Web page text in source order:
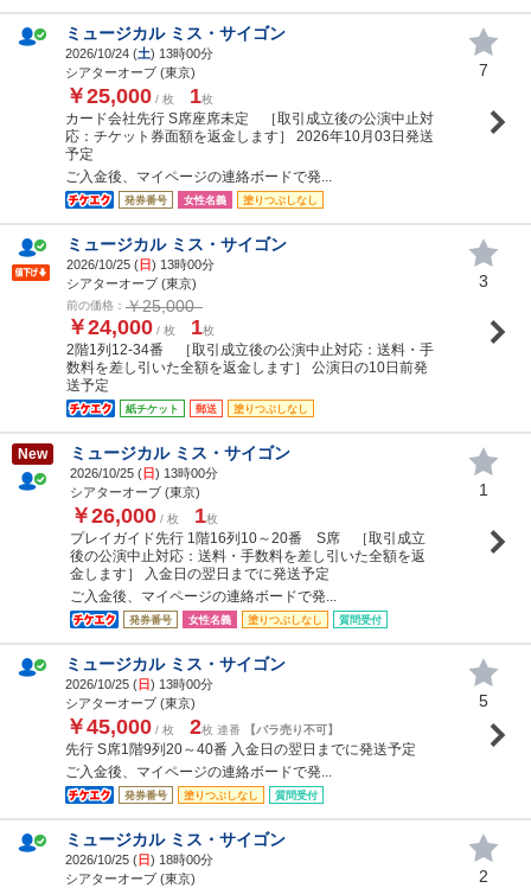
ミュージカル ミス・サイゴン
2026/10/24 (土) 13時00分
シアターオーブ (東京)
￥25,000 / 枚 1枚
カード会社先行 S席座席未定 ［取引成立後の公演中止対
応：チケット券面額を返金します］ 2026年10月03日発送
予定
ご入金後、マイページの連絡ボードで発...
発券番号 女性名義 塗りつぶしなし
7
ミュージカル ミス・サイゴン
2026/10/25 (日) 13時00分
シアターオーブ (東京)
前の価格： ￥25,000
￥24,000 / 枚 1枚
2階1列12-34番 ［取引成立後の公演中止対応：送料・手
数料を差し引いた全額を返金します］ 公演日の10日前発
送予定
紙チケット 郵送 塗りつぶしなし
3
New ミュージカル ミス・サイゴン
2026/10/25 (日) 13時00分
シアターオーブ (東京)
￥26,000 / 枚 1枚
プレイガイド先行 1階16列10～20番 S席 ［取引成立
後の公演中止対応：送料・手数料を差し引いた全額を返
金します］ 入金日の翌日までに発送予定
ご入金後、マイページの連絡ボードで発...
発券番号 女性名義 塗りつぶしなし 質問受付
1
ミュージカル ミス・サイゴン
2026/10/25 (日) 13時00分
シアターオーブ (東京)
￥45,000 / 枚 2枚 連番 【バラ売り不可】
先行 S席1階9列20～40番 入金日の翌日までに発送予定
ご入金後、マイページの連絡ボードで発...
発券番号 塗りつぶしなし 質問受付
5
ミュージカル ミス・サイゴン
2026/10/25 (日) 18時00分
シアターオーブ (東京)
2